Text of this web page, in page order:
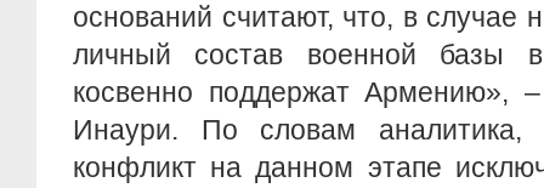
оснований считают, что, в случае
личный состав военной базы
косвенно поддержат Армению»,
Инаури. По словам аналитика,
конфликт на данном этапе